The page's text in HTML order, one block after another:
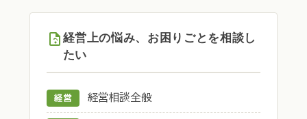
経営上の悩み、お困りごとを相談し
たい
経営 経営相談全般